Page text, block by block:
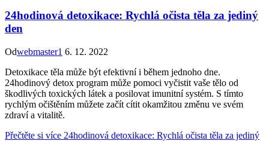
24hodinová detoxikace: Rychlá očista těla za jediný
den
Odwebmaster1 6. 12. 2022
Detoxikace těla může být efektivní i během jednoho dne.
24hodinový detox program může pomoci vyčistit vaše tělo od
škodlivých toxických látek a posilovat imunitní systém. S tímto
rychlým očištěním můžete začít cítit okamžitou změnu ve svém
zdraví a vitalitě.
Přečtěte si více 24hodinová detoxikace: Rychlá očista těla za jediný